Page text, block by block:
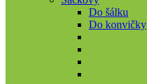
Do šálku
Do konvičky